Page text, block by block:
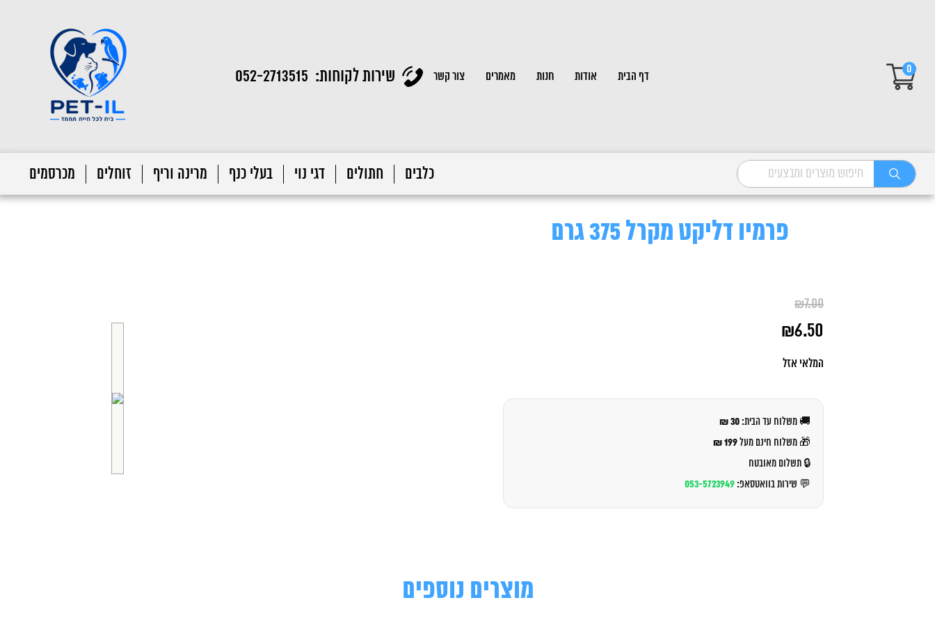
0
דף הבית אודות חנות מאמרים צור קשר שירות לקוחות: 052-2713515
כלבים חתולים דגי נוי בעלי כנף מרינה וריף זוחלים מכרסמים
פרמיו דליקט מקרל 375 גרם
₪7.00
המקורי
₪7.00.
₪6.50
הנוכחי
המלאי אזל
🚚 משלוח עד הבית: 30 ₪
🎁 משלוח חינם מעל199 ₪
🔒 תשלום מאובטח
💬 שירות בוואטסאפ: 053-5723949
מוצרים נוספים